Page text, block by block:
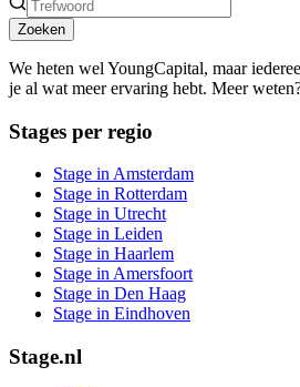
Zoeken
We heten wel YoungCapital, maar
je al wat meer ervaring hebt. Meer
Stages per regio
Stage in Amsterdam
Stage in Rotterdam
Stage in Utrecht
Stage in Leiden
Stage in Haarlem
Stage in Amersfoort
Stage in Den Haag
Stage in Eindhoven
Stage.nl